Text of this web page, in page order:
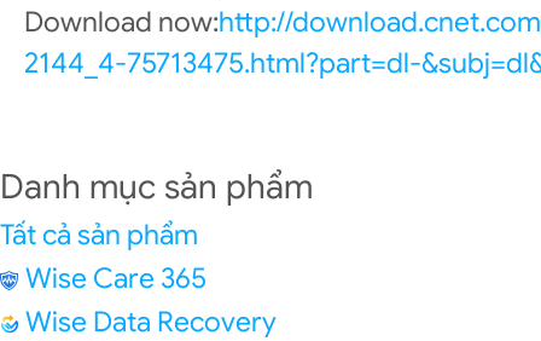
Download now:http://
2144_4-75713475.html?part=dl-
Danh mục sản phẩm
Tất cả sản phẩm
Wise Care 365
Wise Data Recovery